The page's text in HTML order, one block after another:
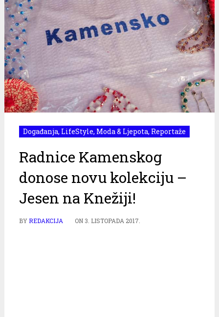
Događanja, LifeStyle, Moda & Ljepota, Reportaže
Radnice Kamenskog
donose novu kolekciju –
Jesen na Knežiji!
BYREDAKCIJA ON 3. LISTOPADA 2017.